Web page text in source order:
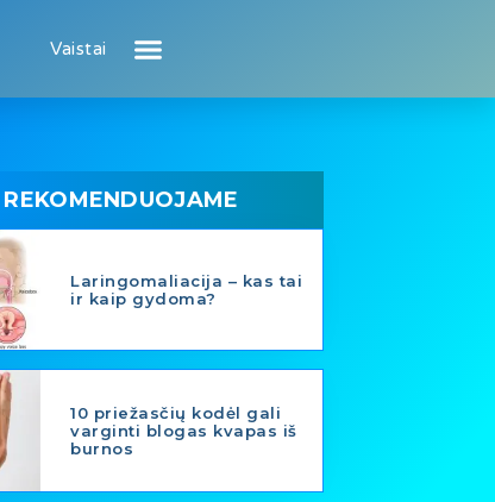
Vaistai
REKOMENDUOJAME
Laringomaliacija – kas tai
ir kaip gydoma?
10 priežasčių kodėl gali
varginti blogas kvapas iš
burnos